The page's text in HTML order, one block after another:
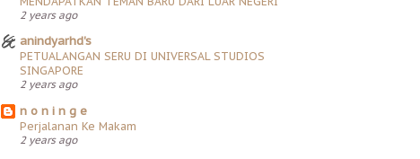
2 years ago
anindyarhd's
PETUALANGAN SERU DI UNIVERSAL STUDIOS
SINGAPORE
2 years ago
n o n i n g e
Perjalanan Ke Makam
2 years ago